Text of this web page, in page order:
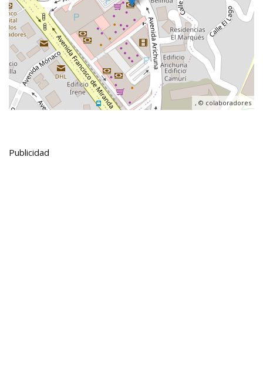
, © colaboradores
Publicidad